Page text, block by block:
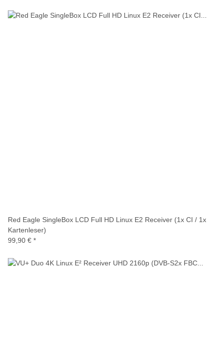
Red Eagle SingleBox LCD Full HD Linux E2 Receiver (1x CI / 1x
Kartenleser)
99,90 € *